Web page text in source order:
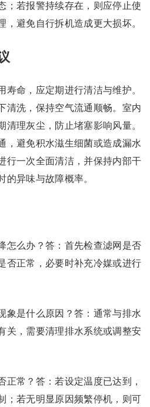
；若报警持续存在，则应停止使
，避免自行拆机造成更大损坏。
寿命，应定期进行清洁与维护。
清洗，保持空气流通顺畅。室内
清理灰尘，防止堵塞影响风量。
，避免积水滋生细菌或造成漏水
行一次全面清洁，并保持内部干
的异味与故障概率。
怎么办？答：首先检查滤网是否
否正常，必要时补充冷媒或进行
象是什么原因？答：通常与排水
关，需要清理排水系统或调整安
正常？答：若设定温度已达到，
；若无明显原因频繁停机，则可